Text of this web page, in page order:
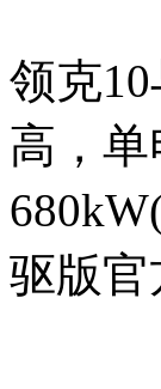
领克
高，
驱版官